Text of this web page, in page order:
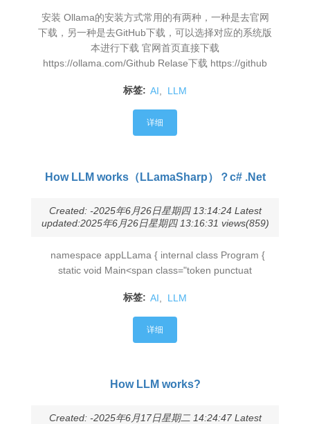
安装 Ollama的安装方式常用的有两种，一种是去官网
下载，另一种是去GitHub下载，可以选择对应的系统版
本进行下载 官网首页直接下载
https://ollama.com/Github Relase下载 https://github
标签: AI LLM
详细
How LLM works（LLamaSharp）？c# .Net
Created: -2025年6月26日星期四 13:14:24 Latest
updated:2025年6月26日星期四 13:16:31 views(859)
namespace appLLama { internal class Program {
static void Main<span class="token punctuat
标签: AI LLM
详细
How LLM works?
Created: -2025年6月17日星期二 14:24:47 Latest